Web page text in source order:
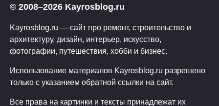
© 2008–2026 Kayrosblog.ru
Kayrosblog.ru — сайт про ремонт, строительство и
архитектуру, дизайн, интерьер, искусство,
фотографии, путешествия, хобби и бизнес.
Использование материалов Kayrosblog.ru разрешено
только с указанием обратной ссылки на сайт.
Все права на картинки и тексты принадлежат их